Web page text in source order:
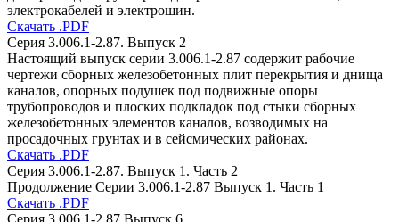
электрокабелей и электрошин.
Скачать .PDF
Серия 3.006.1-2.87. Выпуск 2
Настоящий выпуск серии 3.006.1-2.87 содержит рабочие
чертежи сборных железобетонных плит перекрытия и днища
каналов, опорных подушек под подвижные опоры
трубопроводов и плоских подкладок под стыки сборных
железобетонных элементов каналов, возводимых на
просадочных грунтах и в сейсмических районах.
Скачать .PDF
Серия 3.006.1-2.87. Выпуск 1. Часть 2
Продолжение Серии 3.006.1-2.87 Выпуск 1. Часть 1
Скачать .PDF